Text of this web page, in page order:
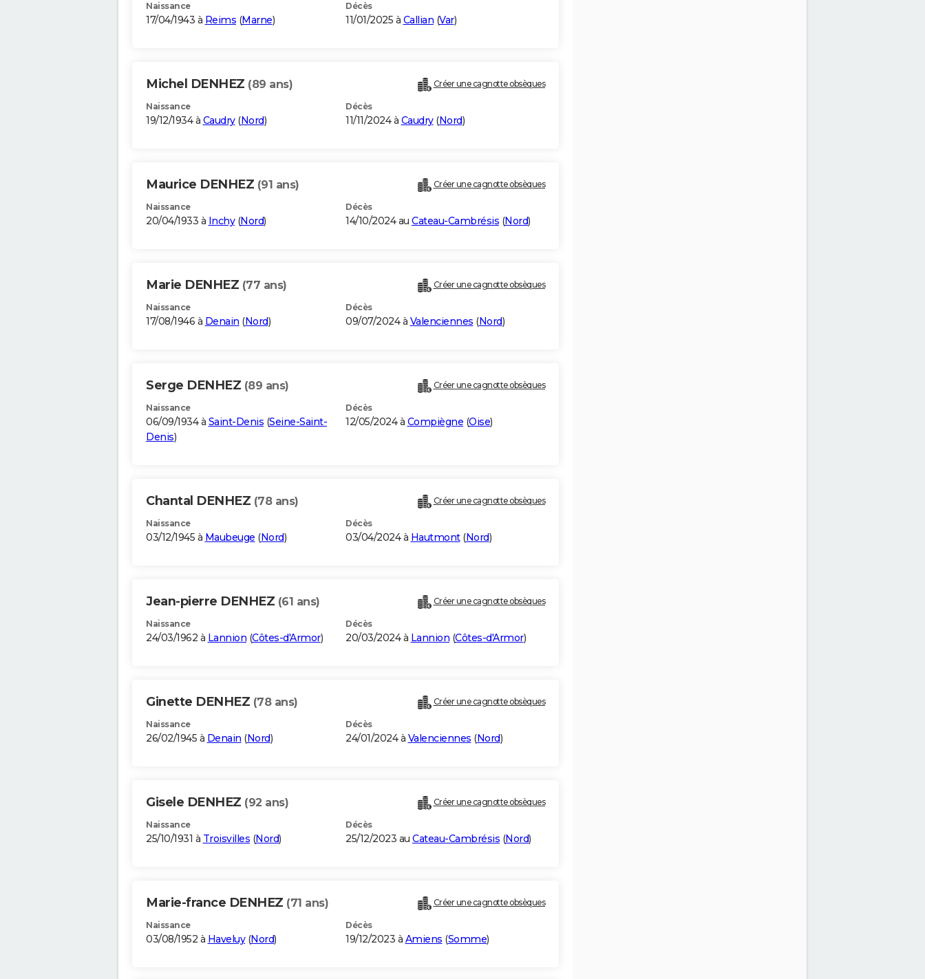
Naissance
17/04/1943 à Reims (Marne)
Décès
11/01/2025 à Callian (Var)
Michel DENHEZ (89 ans) Créer une cagnotte obsèques
Naissance
19/12/1934 à Caudry(Nord)
Décès
11/11/2024 à Caudry(Nord)
Maurice DENHEZ (91 ans) Créer une cagnotte obsèques
Naissance
20/04/1933 à Inchy(Nord)
Décès
14/10/2024 au Cateau-Cambrésis (Nord)
Marie DENHEZ (77 ans) Créer une cagnotte obsèques
Naissance
17/08/1946 à Denain (Nord)
Décès
09/07/2024 à Valenciennes (Nord)
Serge DENHEZ (89 ans) Créer une cagnotte obsèques
Naissance
06/09/1934 à Saint-Denis (Seine-Saint-
Denis)
Décès
12/05/2024 à Compiègne (Oise)
Chantal DENHEZ (78 ans) Créer une cagnotte obsèques
Naissance
03/12/1945 à Maubeuge (Nord)
Décès
03/04/2024 à Hautmont(Nord)
Jean-pierre DENHEZ (61 ans) Créer une cagnotte obsèques
Naissance
24/03/1962 à Lannion (Côtes-d'Armor)
Décès
20/03/2024 à Lannion (Côtes-d'Armor)
Ginette DENHEZ (78 ans) Créer une cagnotte obsèques
Naissance
26/02/1945 à Denain (Nord)
Décès
24/01/2024 à Valenciennes (Nord)
Gisele DENHEZ (92 ans) Créer une cagnotte obsèques
Naissance
25/10/1931 à Troisvilles (Nord)
Décès
25/12/2023 au Cateau-Cambrésis (Nord)
Marie-france DENHEZ (71 ans) Créer une cagnotte obsèques
Naissance
03/08/1952 à Haveluy(Nord)
Décès
19/12/2023 à Amiens (Somme)